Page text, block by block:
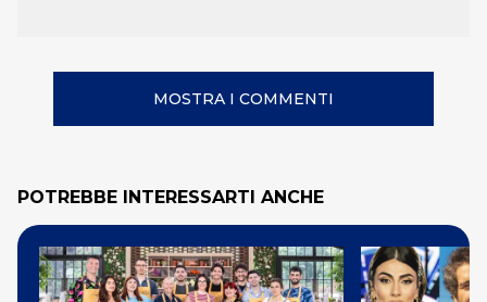
MOSTRA I COMMENTI
POTREBBE INTERESSARTI ANCHE